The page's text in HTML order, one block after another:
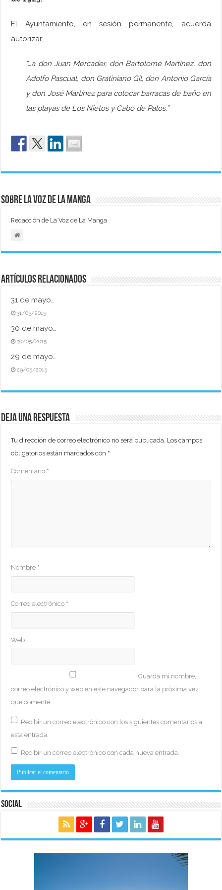
El Ayuntamiento, en sesión permanente, acuerda
autorizar:
“…a don Juan Mercader, don Bartolomé Martínez, don
Adolfo Pascual, don Gratiniano Gil, don Antonio García
y don José Martínez para colocar barracas de baño en
las playas de Los Nietos y Cabo de Palos.”
Sobre La Voz de La Manga
Redacción de La Voz de La Manga.
Artículos relacionados
31 de mayo…
31/05/2015
30 de mayo…
30/05/2015
29 de mayo…
29/05/2015
Deja una respuesta
Tu dirección de correo electrónico no será publicada. Los campos
obligatorios están marcados con *
Comentario *
Nombre *
Correo electrónico *
Web
Guarda mi nombre,
correo electrónico y web en este navegador para la próxima vez
que comente.
Recibir un correo electrónico con los siguientes comentarios a
esta entrada.
Recibir un correo electrónico con cada nueva entrada.
Social